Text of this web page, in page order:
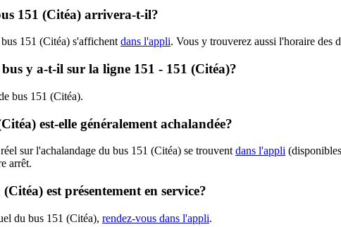
151 (Citéa) arrivera-t-il?
151 (Citéa) s'affichent dans l'appli. Vous y trouverez aussi l'horaire des
y a-t-il sur la ligne 151 - 151 (Citéa)?
bus 151 (Citéa).
est-elle généralement achalandée?
sur l'achalandage du bus 151 (Citéa) se trouvent dans l'appli
arrêt.
est présentement en service?
du bus 151 (Citéa), rendez-vous dans l'appli.